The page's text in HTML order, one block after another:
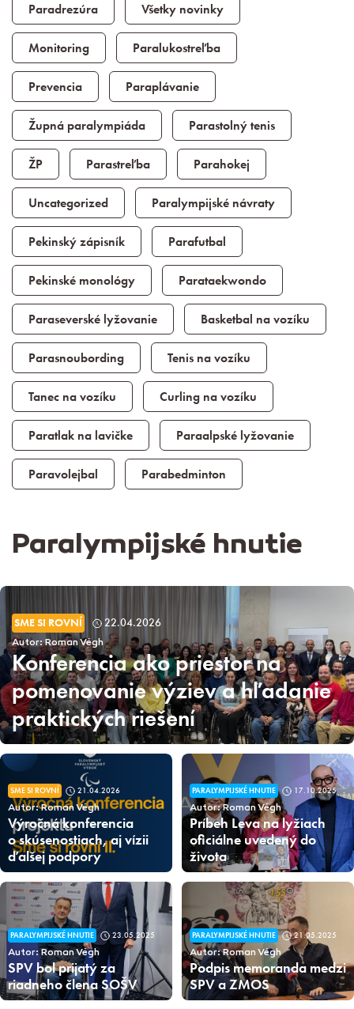
Paradrezúra Všetky novinky
Monitoring Paralukostreľba
Prevencia Paraplávanie
Župná paralympiáda Parastolný tenis
ŽP Parastreľba Parahokej
Uncategorized Paralympijské návraty
Pekinský zápisník Parafutbal
Pekinské monológy Parataekwondo
Paraseverské lyžovanie Basketbal na vozíku
Parasnoubording Tenis na vozíku
Tanec na vozíku Curling na vozíku
Paratlak na lavičke Paraalpské lyžovanie
Paravolejbal Parabedminton
Paralympijské hnutie
SME SI ROVNÍ 22.04.2026
Autor: Roman Végh
Konferencia ako priestor na
pomenovanie výziev a hľadanie
praktických riešení
SME SI ROVNÍ 21.04.2026
Autor: Roman Végh
Výročná konferencia
o skúsenostiach, aj vízii
ďalšej podpory
PARALYMPIJSKÉ HNUTIE 17.10.2025
Autor: Roman Végh
Príbeh Leva na lyžiach
oficiálne uvedený do
života
PARALYMPIJSKÉ HNUTIE 23.05.2025
Autor: Roman Végh
SPV bol prijatý za
riadneho člena SOŠV
PARALYMPIJSKÉ HNUTIE 21.05.2025
Autor: Roman Végh
Podpis memoranda medzi
SPV a ZMOS